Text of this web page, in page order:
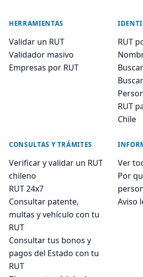
HERRAMIENTAS
Validar un RUT
Validador masivo
Empresas por RUT
RUT
RUT
Chile
CONSULTAS Y TRÁMITES
Verificar y validar un RUT
chileno
RUT 24x7
Consultar patente,
multas y vehículo con tu
RUT
Consultar tus bonos y
pagos del Estado con tu
RUT
Ver
Por
Aviso